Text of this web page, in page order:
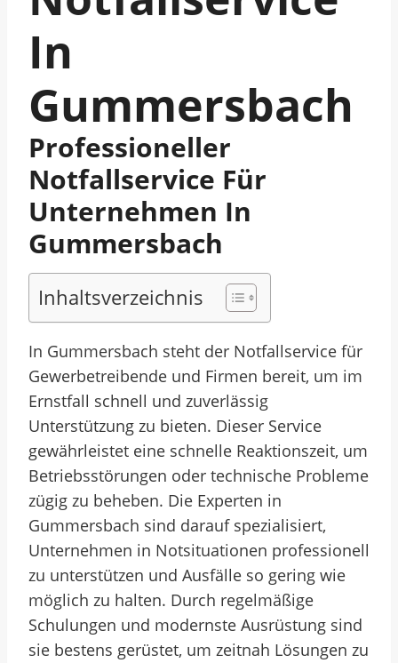
In
Gummersbach
Professioneller
Notfallservice Für
Unternehmen In
Gummersbach
Inhaltsverzeichnis
In Gummersbach steht der Notfallservice für
Gewerbetreibende und Firmen bereit, um im
Ernstfall schnell und zuverlässig
Unterstützung zu bieten. Dieser Service
gewährleistet eine schnelle Reaktionszeit, um
Betriebsstörungen oder technische Probleme
zügig zu beheben. Die Experten in
Gummersbach sind darauf spezialisiert,
Unternehmen in Notsituationen professionell
zu unterstützen und Ausfälle so gering wie
möglich zu halten. Durch regelmäßige
Schulungen und modernste Ausrüstung sind
sie bestens gerüstet, um zeitnah Lösungen zu